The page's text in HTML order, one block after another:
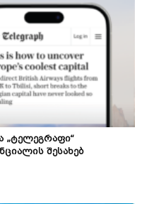
„ტელეგრაფი“
შესახებ